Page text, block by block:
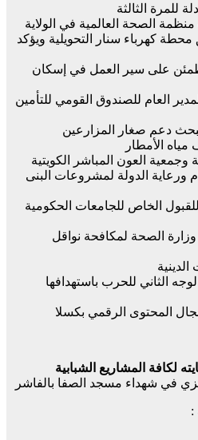
للمرة الثالثة
الصحة العالمية في الولاية
كهرباء سنار التحويلية ويؤكد
يطمئن على سير العمل في إسكان
المدير العام للصندوق القومي للتأمين
دعم صغار المزارعين
الأمطار
العون المباشر الكويتية
ورعاية الدولة لمشروعات البنى
للقبول الخاص للجامعات الحكومية
الصحة لمكافحة نواقل
الثاني للحرب باستهدافها
المحتوى الرقمي بكسلا
لكافة المشاريع الشبابية
في شهداء مسجد الصفا بالفاشر
: